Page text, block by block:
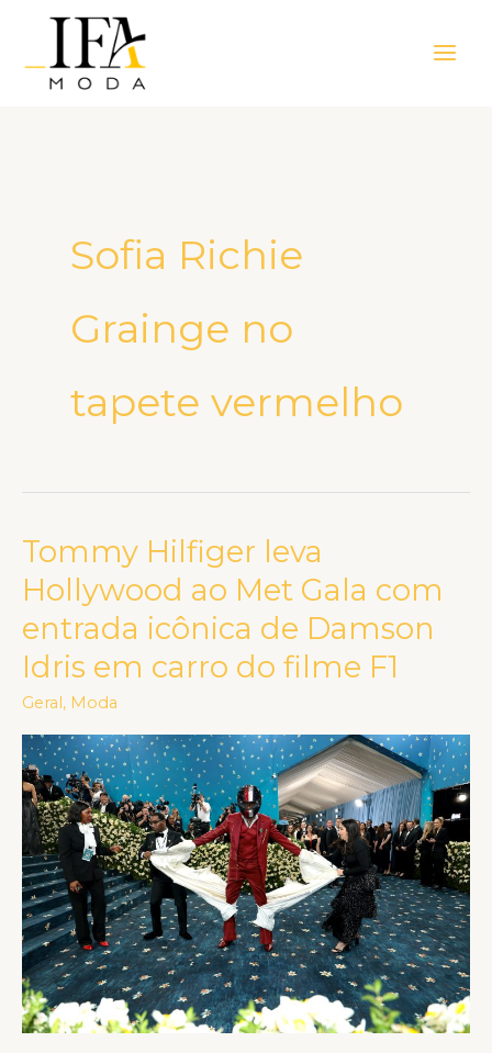
Menu
Sofia Richie
Grainge no
tapete vermelho
Tommy Hilfiger leva
Hollywood ao Met Gala com
entrada icônica de Damson
Idris em carro do filme F1
Geral , Moda
Tommy
Hilfiger
leva
Hollywood
ao
Met
com
entrada
icônica
de
Damson
Idris
em
carro
do
filme